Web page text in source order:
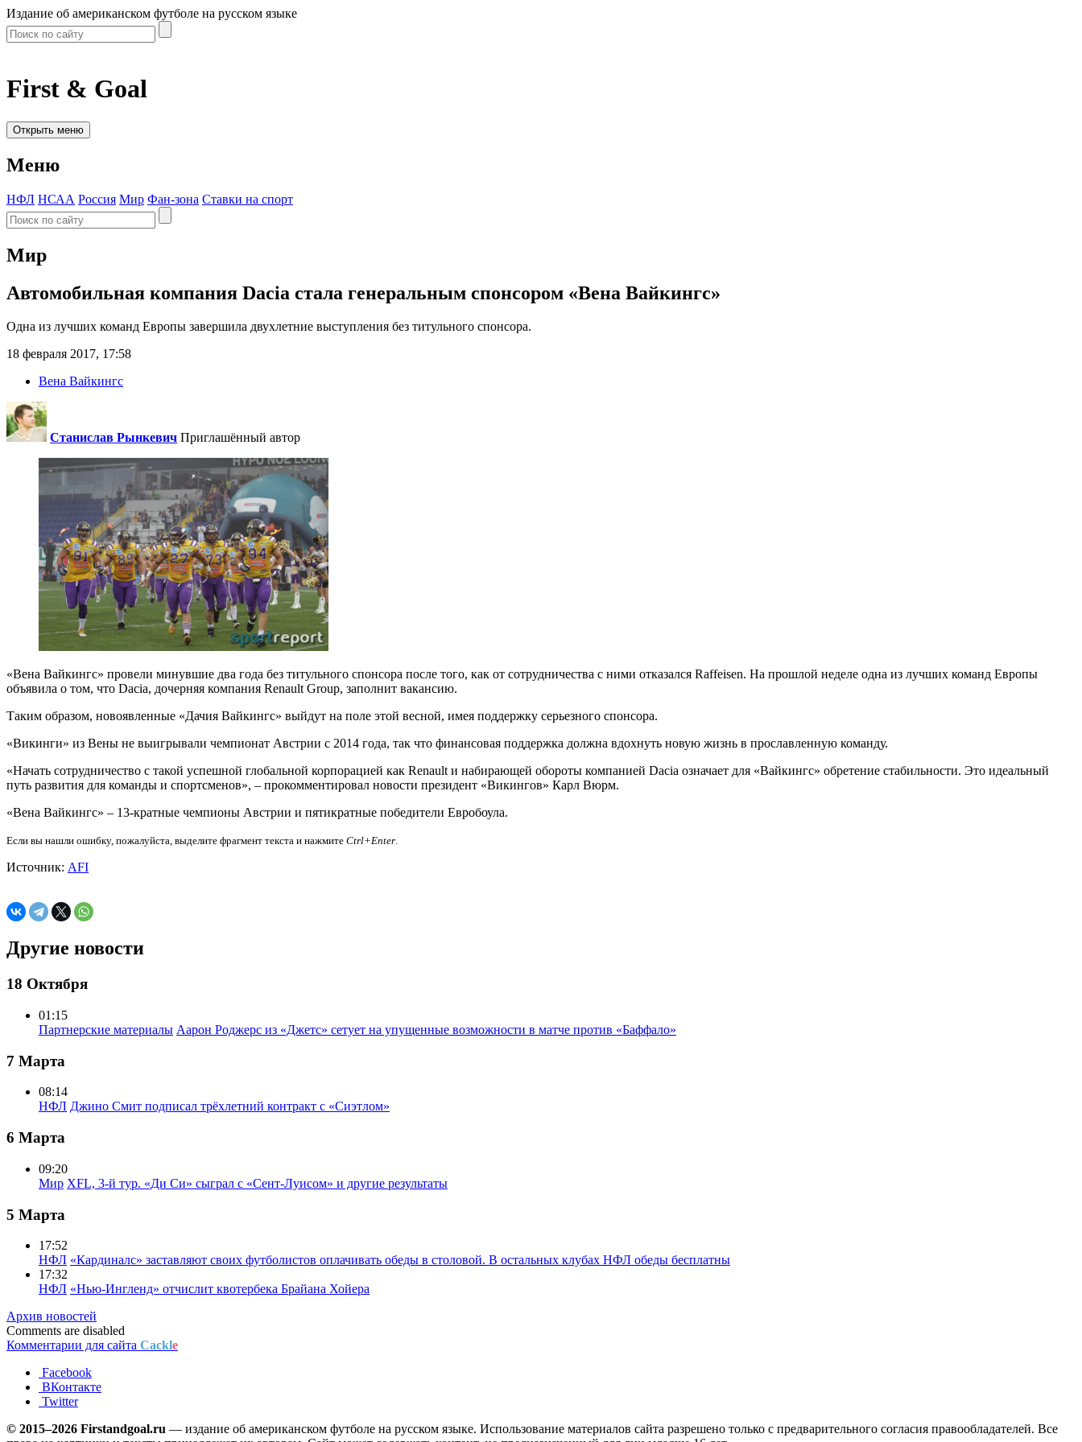
Издание об американском футболе на русском языке
First & Goal
Открыть меню
Меню
НФЛ НСАА Россия Мир Фан-зона Ставки на спорт
Мир
Автомобильная компания Dacia стала генеральным спонсором «Вена Вайкингс»
Одна из лучших команд Европы завершила двухлетние выступления без титульного спонсора.
18 февраля 2017, 17:58
Вена Вайкингс
Станислав Рынкевич Приглашённый автор
«Вена Вайкингс» провели минувшие два года без титульного спонсора после того, как от сотрудничества с ними отказался Raffeisen. На прошлой неделе одна из лучших команд Европы
объявила о том, что Dacia, дочерняя компания Renault Group, заполнит вакансию.
Таким образом, новоявленные «Дачия Вайкингс» выйдут на поле этой весной, имея поддержку серьезного спонсора.
«Викинги» из Вены не выигрывали чемпионат Австрии с 2014 года, так что финансовая поддержка должна вдохнуть новую жизнь в прославленную команду.
«Начать сотрудничество с такой успешной глобальной корпорацией как Renault и набирающей обороты компанией Dacia означает для «Вайкингс» обретение стабильности. Это идеальный
путь развития для команды и спортсменов», – прокомментировал новости президент «Викингов» Карл Вюрм.
«Вена Вайкингс» – 13-кратные чемпионы Австрии и пятикратные победители Евробоула.
Если вы нашли ошибку, пожалуйста, выделите фрагмент текста и нажмите Ctrl+Enter.
Источник: AFI
Другие новости
18 Октября
01:15
Партнерские материалы Аарон Роджерс из «Джетс» сетует на упущенные возможности в матче против «Баффало»
7 Марта
08:14
НФЛ Джино Смит подписал трёхлетний контракт с «Сиэтлом»
6 Марта
09:20
Мир XFL, 3-й тур. «Ди Си» сыграл с «Сент-Луисом» и другие результаты
5 Марта
17:52
НФЛ «Кардиналс» заставляют своих футболистов оплачивать обеды в столовой. В остальных клубах НФЛ обеды бесплатны
17:32
НФЛ «Нью-Ингленд» отчислит квотербека Брайана Хойера
Архив новостей
Comments are disabled
Комментарии для сайта Cackle
Facebook
ВКонтакте
Twitter
© 2015–2026 Firstandgoal.ru — издание об американском футболе на русском языке. Использование материалов cайта разрешено только с предварительного согласия правообладателей. Все